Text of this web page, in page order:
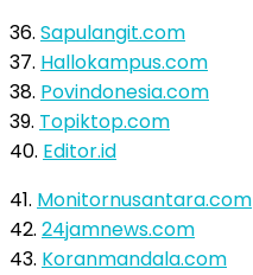
36. Sapulangit.com
37. Hallokampus.com
38. Povindonesia.com
39. Topiktop.com
40. Editor.id
41. Monitornusantara.com
42. 24jamnews.com
43. Koranmandala.com